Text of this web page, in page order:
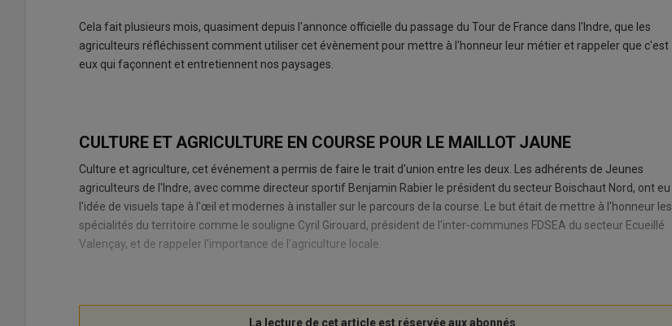
Cela fait plusieurs mois, quasiment depuis l'annonce officielle du passage du Tour de France dans l'Indre, que les
agriculteurs réfléchissent comment utiliser cet évènement pour mettre à l'honneur leur métier et rappeler que c'est
eux qui façonnent et entretiennent nos paysages.
CULTURE ET AGRICULTURE EN COURSE POUR LE MAILLOT JAUNE
Culture et agriculture, cet événement a permis de faire le trait d'union entre les deux. Les adhérents de Jeunes
agriculteurs de l'Indre, avec comme directeur sportif Benjamin Rabier le président du secteur Boischaut Nord, ont eu
l'idée de visuels tape à l'œil et modernes à installer sur le parcours de la course. Le but était de mettre à l'honneur les
spécialités du territoire comme le souligne Cyril Girouard, président de l'inter-communes FDSEA du secteur Ecueillé
Valençay, et de rappeler l'importance de l'agriculture locale.